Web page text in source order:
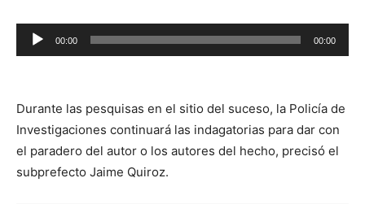
Reproductor
de
00:00 00:00
Durante las pesquisas en el sitio del suceso, la Policía de
Investigaciones continuará las indagatorias para dar con
el paradero del autor o los autores del hecho, precisó el
subprefecto Jaime Quiroz.